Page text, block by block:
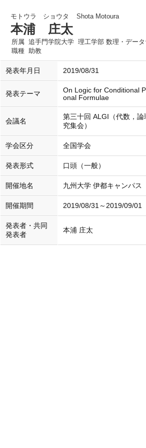
モトウラ ショウタ Shota Motoura
本浦 庄太
所属 追手門学院大学 理工学部 数理・デー
職種 助教
発表年月日 2019/08/31
発表テーマ
On Logic for Conditional
onal Formulae
会議名
第三十回 ALGI（代数，
究集会）
学会区分 全国学会
発表形式 口頭（一般）
開催地名 九州大学 伊都キャンパス
開催期間 2019/08/31～2019/09/01
発表者・共同
発表者
本浦 庄太